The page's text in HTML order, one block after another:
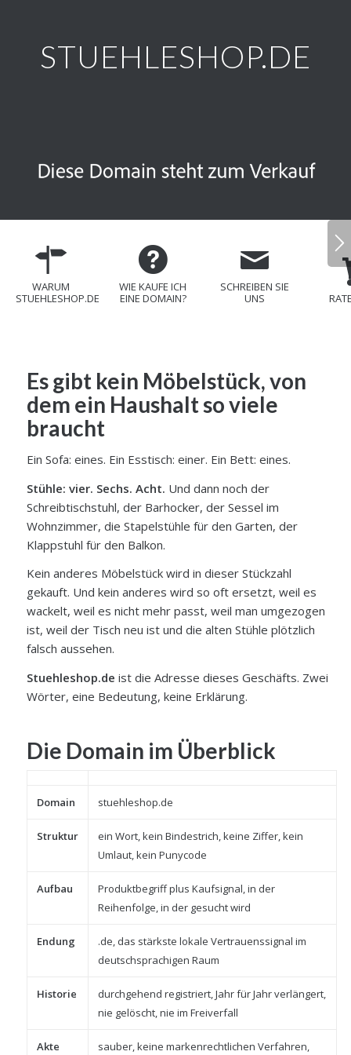
STUEHLESHOP.DE
WARUM
STUEHLESHOP.DE
WIE KAUFE ICH
EINE DOMAIN?
SCHREIBEN SIE
UNS
Es gibt kein Möbelstück, von
dem ein Haushalt so viele
braucht
Ein Sofa: eines. Ein Esstisch: einer. Ein Bett: eines.
Stühle: vier. Sechs. Acht. Und dann noch der
Schreibtischstuhl, der Barhocker, der Sessel im
Wohnzimmer, die Stapelstühle für den Garten, der
Klappstuhl für den Balkon.
Kein anderes Möbelstück wird in dieser Stückzahl
gekauft. Und kein anderes wird so oft ersetzt, weil es
wackelt, weil es nicht mehr passt, weil man umgezogen
ist, weil der Tisch neu ist und die alten Stühle plötzlich
falsch aussehen.
Stuehleshop.de ist die Adresse dieses Geschäfts. Zwei
Wörter, eine Bedeutung, keine Erklärung.
Die Domain im Überblick
Domain stuehleshop.de
Struktur
ein Wort, kein Bindestrich, keine Ziffer, kein
Umlaut, kein Punycode
Aufbau
Produktbegriff plus Kaufsignal, in der
Reihenfolge, in der gesucht wird
Endung
.de, das stärkste lokale Vertrauenssignal im
deutschsprachigen Raum
Historie
durchgehend registriert, Jahr für Jahr verlängert,
nie gelöscht, nie im Freiverfall
Akte sauber, keine markenrechtlichen Verfahren,